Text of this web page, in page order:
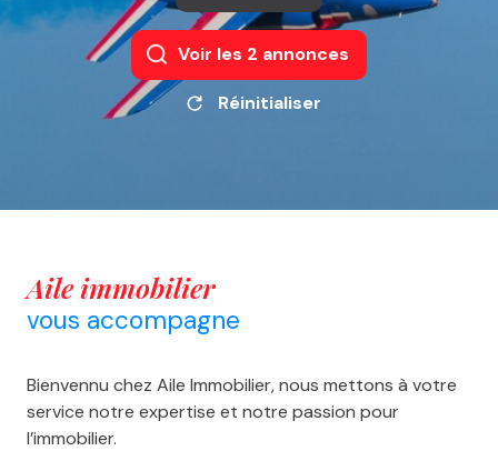
Voir les 2 annonces
Réinitialiser
aile immobilier
vous accompagne
Bienvennu chez Aile Immobilier, nous mettons à votre
service notre expertise et notre passion pour
l’immobilier.